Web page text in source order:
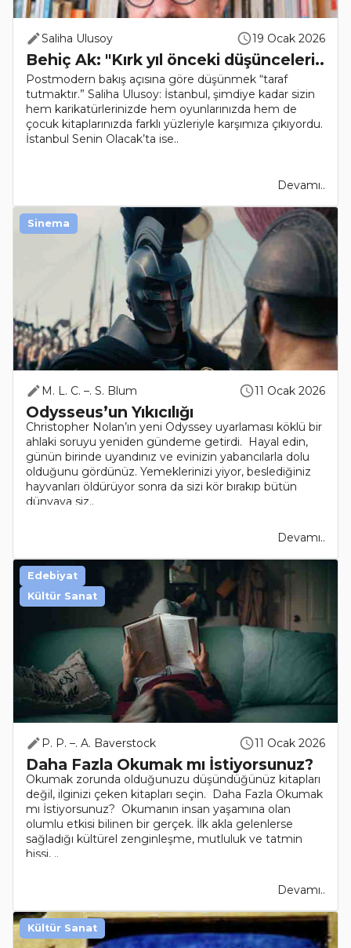
Saliha Ulusoy 19 Ocak 2026
Behiç Ak: "Kırk yıl önceki düşünceleri..
Postmodern bakış açısına göre düşünmek “taraf
tutmaktır.” Saliha Ulusoy: İstanbul, şimdiye kadar sizin
hem karikatürlerinizde hem oyunlarınızda hem de
çocuk kitaplarınızda farklı yüzleriyle karşımıza çıkıyordu.
İstanbul Senin Olacak’ta ise..
Devamı..
M. L. C. –. S. Blum 11 Ocak 2026
Odysseus’un Yıkıcılığı
Christopher Nolan’ın yeni Odyssey uyarlaması köklü bir
ahlaki soruyu yeniden gündeme getirdi. Hayal edin,
günün birinde uyandınız ve evinizin yabancılarla dolu
olduğunu gördünüz. Yemeklerinizi yiyor, beslediğiniz
hayvanları öldürüyor sonra da sizi kör bırakıp bütün
dünyaya siz..
Devamı..
Sinema
P. P. –. A. Baverstock 11 Ocak 2026
Daha Fazla Okumak mı İstiyorsunuz?
Okumak zorunda olduğunuzu düşündüğünüz kitapları
değil, ilginizi çeken kitapları seçin. Daha Fazla Okumak
mı İstiyorsunuz? Okumanın insan yaşamına olan
olumlu etkisi bilinen bir gerçek. İlk akla gelenlerse
sağladığı kültürel zenginleşme, mutluluk ve tatmin
hissi, ..
Devamı..
Edebiyat
Kültür Sanat
Kültür Sanat